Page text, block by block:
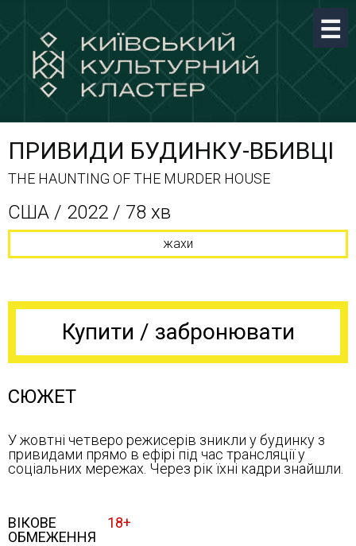
ПРИВИДИ БУДИНКУ-ВБИВЦІ
THE HAUNTING OF THE MURDER HOUSE
США / 2022 / 78 хв
жахи
Купити / забронювати
СЮЖЕТ
У жовтні четверо режисерів зникли у будинку з
привидами прямо в ефірі під час трансляції у
соціальних мережах. Через рік їхні кадри знайшли.
ВІКОВЕ
ОБМЕЖЕННЯ
18+